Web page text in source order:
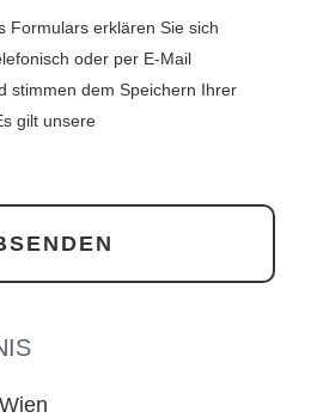
Formulars erklären Sie sich
oder per E-Mail
stimmen dem Speichern Ihrer
gilt unsere